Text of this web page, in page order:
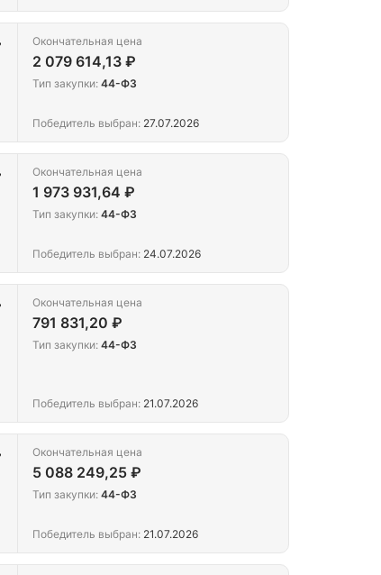
Окончательная цена
2 079 614,13 ₽
Тип закупки: 44-ФЗ
Победитель выбран: 27.07.2026
Окончательная цена
1 973 931,64 ₽
Тип закупки: 44-ФЗ
Победитель выбран: 24.07.2026
Окончательная цена
791 831,20 ₽
Тип закупки: 44-ФЗ
Победитель выбран: 21.07.2026
Окончательная цена
5 088 249,25 ₽
Тип закупки: 44-ФЗ
Победитель выбран: 21.07.2026